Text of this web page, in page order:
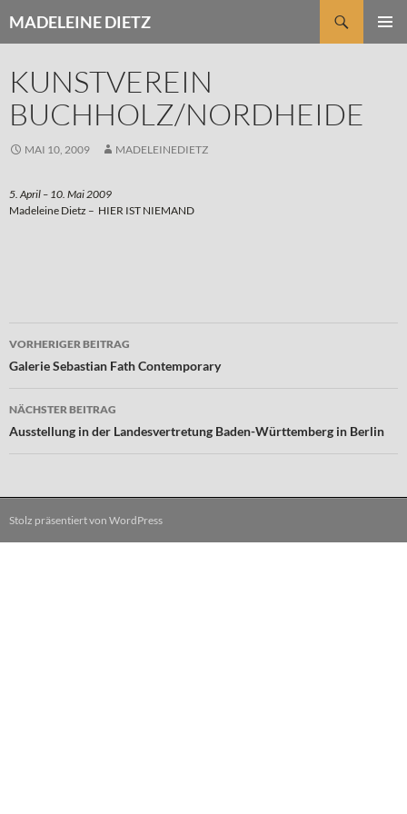
Inhalt
MADELEINE DIETZ
KUNSTVEREIN
BUCHHOLZ/NORDHEIDE
MAI 10, 2009 MADELEINEDIETZ
5. April – 10. Mai 2009
Madeleine Dietz – HIER IST NIEMAND
Beitragsnavigation
VORHERIGER BEITRAG
Galerie Sebastian Fath Contemporary
NÄCHSTER BEITRAG
Ausstellung in der Landesvertretung Baden-Württemberg in Berlin
Stolz präsentiert von WordPress